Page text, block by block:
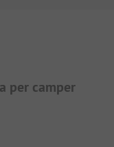
per camper